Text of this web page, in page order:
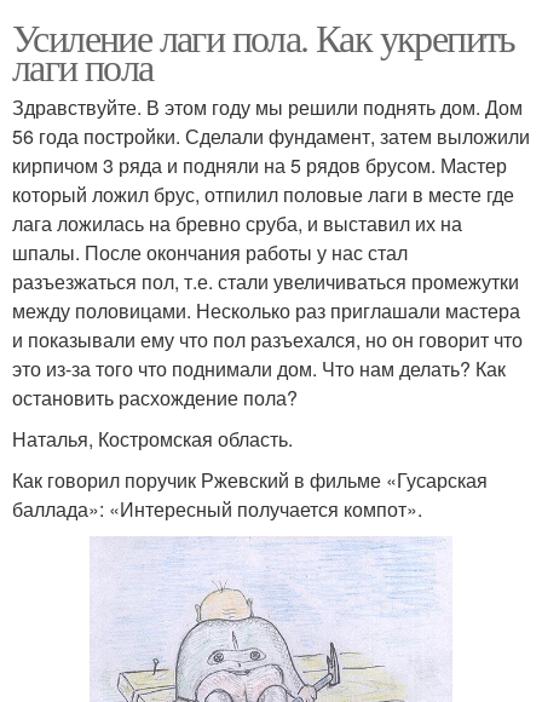
Усиление лаги пола. Как укрепить
лаги пола
Здравствуйте. В этом году мы решили поднять дом. Дом
56 года постройки. Сделали фундамент, затем выложили
кирпичом 3 ряда и подняли на 5 рядов брусом. Мастер
который ложил брус, отпилил половые лаги в месте где
лага ложилась на бревно сруба, и выставил их на
шпалы. После окончания работы у нас стал
разъезжаться пол, т.е. стали увеличиваться промежутки
между половицами. Несколько раз приглашали мастера
и показывали ему что пол разъехался, но он говорит что
это из-за того что поднимали дом. Что нам делать? Как
остановить расхождение пола?
Наталья, Костромская область.
Как говорил поручик Ржевский в фильме «Гусарская
баллада»: «Интересный получается компот».